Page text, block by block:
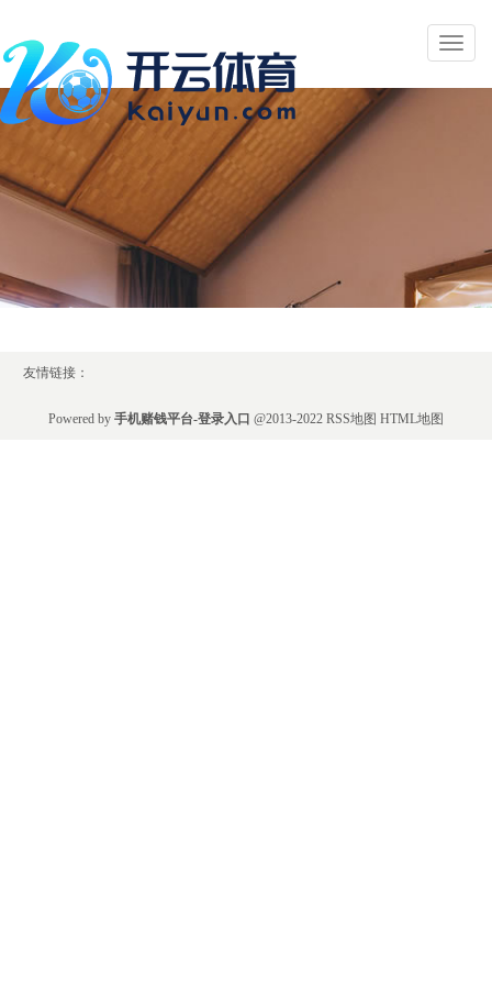
Toggle
友情链接：
Powered by 手机赌钱平台-登录入口 @2013-2022 RSS地图 HTML地图